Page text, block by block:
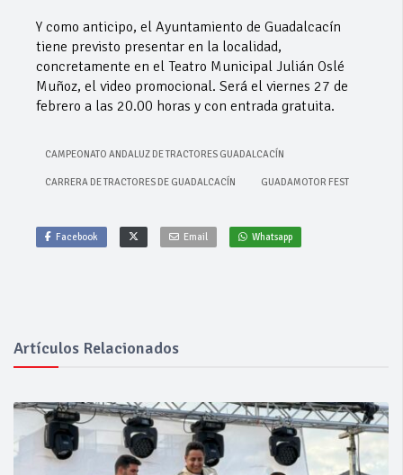
Y como anticipo, el Ayuntamiento de Guadalcacín
tiene previsto presentar en la localidad,
concretamente en el Teatro Municipal Julián Oslé
Muñoz, el video promocional. Será el viernes 27 de
febrero a las 20.00 horas y con entrada gratuita.
CAMPEONATO ANDALUZ DE TRACTORES GUADALCACÍN
CARRERA DE TRACTORES DE GUADALCACÍN GUADAMOTOR FEST
Facebook Email Whatsapp
Artículos Relacionados